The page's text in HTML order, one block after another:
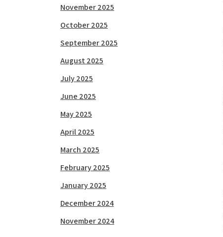
November 2025
October 2025
September 2025
August 2025
July 2025
June 2025
May 2025
April 2025
March 2025
February 2025
January 2025
December 2024
November 2024